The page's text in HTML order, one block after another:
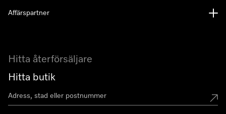
Hitta återförsäljare
Hitta butik
Affärspartner